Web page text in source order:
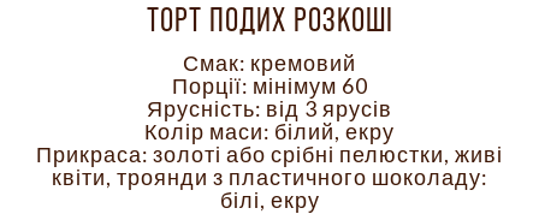
ТОРТ ПОДИХ РОЗКОШІ
Смак: кремовий
Порції: мінімум 60
Ярусність: від 3 ярусів
Колір маси: білий, екру
Прикраса: золоті або срібні пелюстки, живі
квіти, троянди з пластичного шоколаду:
білі, екру